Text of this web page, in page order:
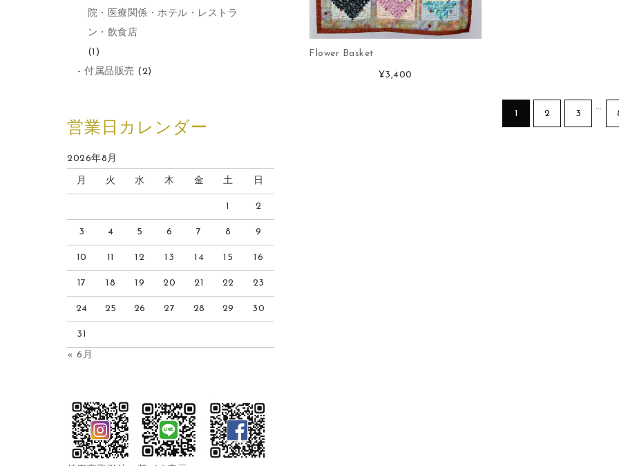
Flower Basket
¥3,400
1 2 3
…
院・医療関係・ホテル・レストラ
ン・飲食店
(1)
付属品販売 (2)
営業日カレンダー
2026年8月
月 火 水 木 金 土 日
1 2
3 4 5 6 7 8 9
10 11 12 13 14 15 16
17 18 19 20 21 22 23
24 25 26 27 28 29 30
31
« 6月